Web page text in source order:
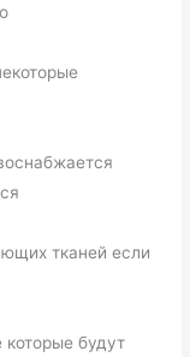
тканей если
будут